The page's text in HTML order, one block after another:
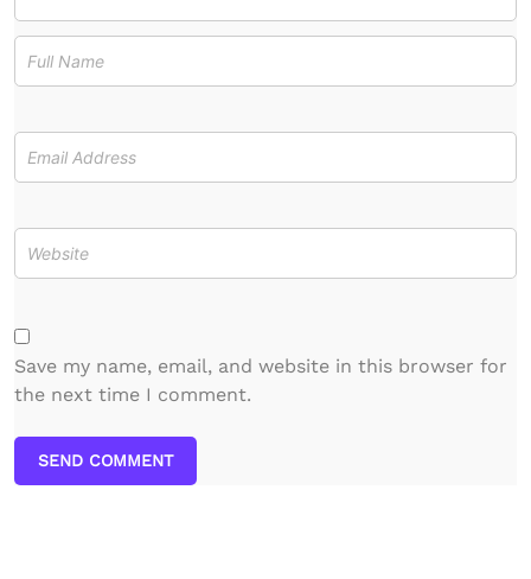
Save my name, email, and website in this browser for
the next time I comment.
SEND COMMENT